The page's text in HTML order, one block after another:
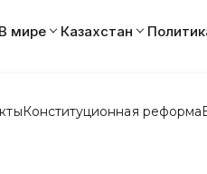
В мире Казахстан
Конституционная реформа